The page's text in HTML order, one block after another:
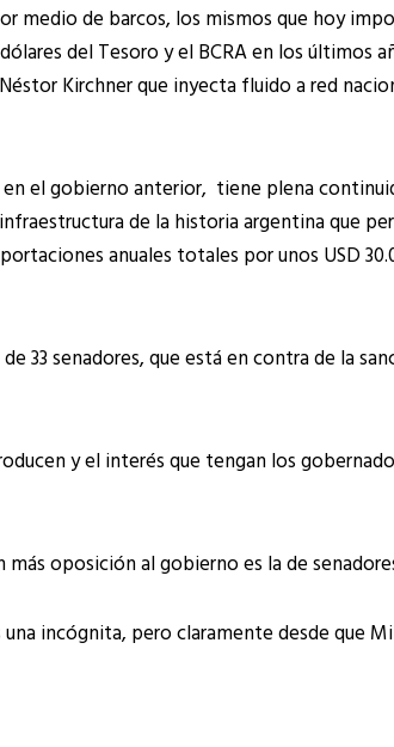
medio de barcos, los mismos que hoy
del Tesoro y el BCRA en los últimos
Kirchner que inyecta fluido a red
el gobierno anterior, tiene plena
de la historia argentina que
anuales totales por unos USD
33 senadores, que está en contra de la
y el interés que tengan los
más oposición al gobierno es la de
incógnita, pero claramente desde que